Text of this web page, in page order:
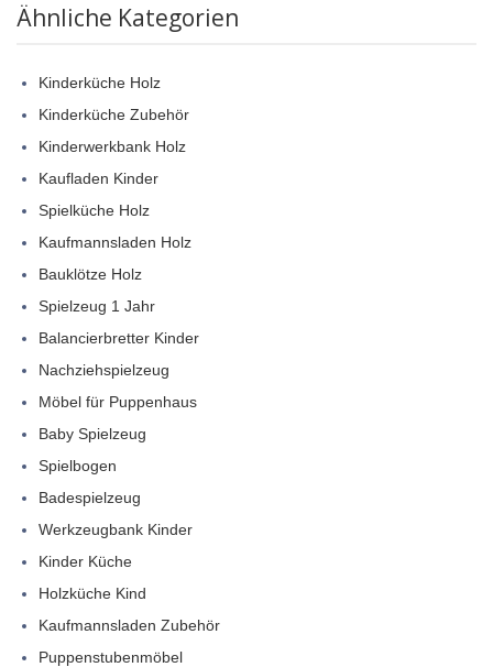
Ähnliche Kategorien
Kinderküche Holz
Kinderküche Zubehör
Kinderwerkbank Holz
Kaufladen Kinder
Spielküche Holz
Kaufmannsladen Holz
Bauklötze Holz
Spielzeug 1 Jahr
Balancierbretter Kinder
Nachziehspielzeug
Möbel für Puppenhaus
Baby Spielzeug
Spielbogen
Badespielzeug
Werkzeugbank Kinder
Kinder Küche
Holzküche Kind
Kaufmannsladen Zubehör
Puppenstubenmöbel